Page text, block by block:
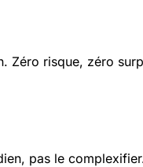
Zéro risque, zéro
pas le